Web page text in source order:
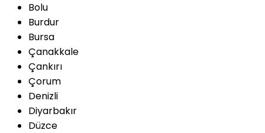
Bolu
Burdur
Bursa
Çanakkale
Çankırı
Çorum
Denizli
Diyarbakır
Düzce